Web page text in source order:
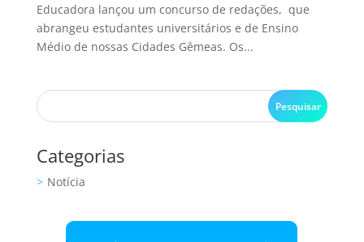
Educadora lançou um concurso de redações, que
abrangeu estudantes universitários e de Ensino
Médio de nossas Cidades Gêmeas. Os...
Categorias
Notícia